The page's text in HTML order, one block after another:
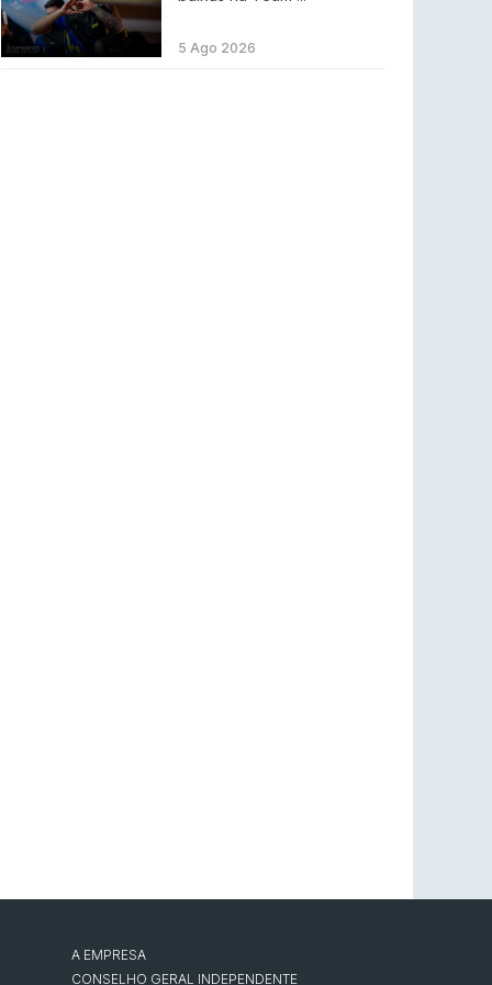
Códigos para ícones clássicos gratuitos no
League of Legends [agosto 2026]
5 Ago 2026
A EMPRESA
CONSELHO GERAL INDEPENDENTE